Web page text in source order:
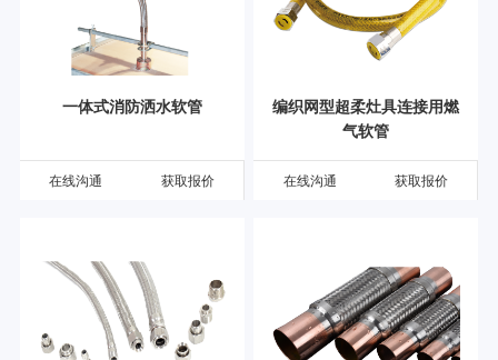
一体式消防洒水软管
在线沟通 获取报价
编织网型超柔灶具连接用燃
气软管
在线沟通 获取报价